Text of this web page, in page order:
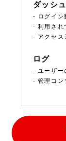
ダッシ
- ログイン
- 利用され
- アクセス
ログ
- ユーザー
- 管理コン